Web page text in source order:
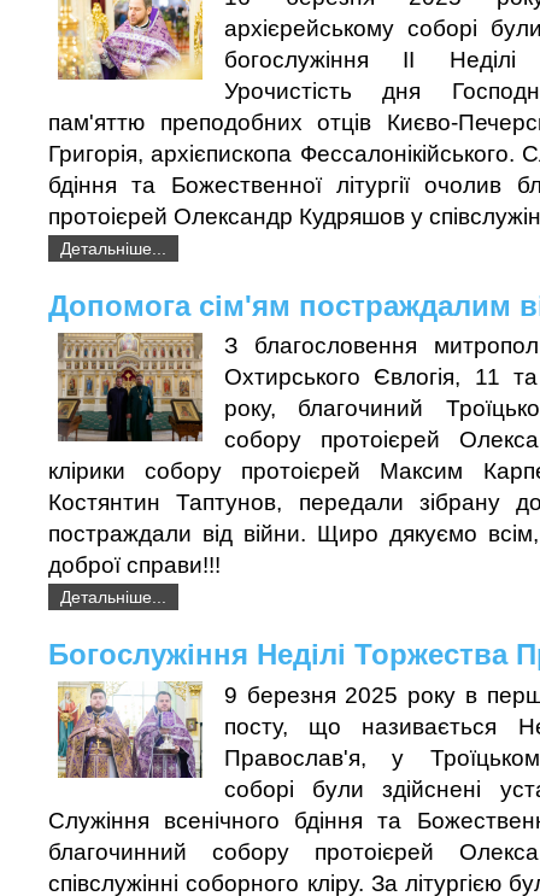
архієрейському соборі
богослужіння ІІ
Урочистість дня
пам'яттю преподобних отців Києво-
Григорія, архієпископа Фессалонікійського.
бдіння та Божественної літургії очолив
протоієрей Олександр Кудряшов у
Детальніше...
Допомога сім'ям постраждалим
З благословення
Охтирського Євлогія, 11
року, благочиний
собору протоієрей
клірики собору протоієрей Максим
Костянтин Таптунов, передали зібрану
постраждали від війни. Щиро дякуємо
доброї справи!!!
Детальніше...
Богослужіння Неділі Торжества
9 березня 2025 року в
посту, що називається
Православ'я, у
соборі були здійснені
Служіння всенічного бдіння та
благочинний собору протоієрей
співслужінні соборного кліру. За літургією